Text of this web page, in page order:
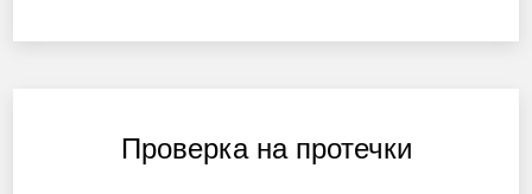
Проверка на протечки